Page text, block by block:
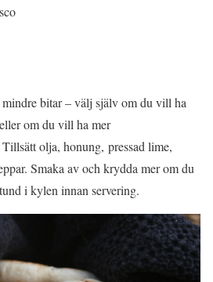
bitar – välj själv om du vill ha
om du vill ha mer
olja, honung, pressad lime,
Smaka av och krydda mer om du
i kylen innan servering.